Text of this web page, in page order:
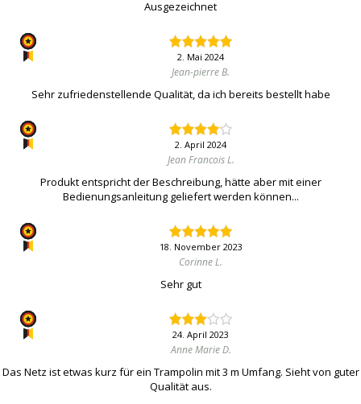
Ausgezeichnet
2. Mai 2024
Jean-pierre B.
Sehr zufriedenstellende Qualität, da ich bereits bestellt habe
2. April 2024
Jean Francois L.
Produkt entspricht der Beschreibung, hätte aber mit einer
Bedienungsanleitung geliefert werden können...
18. November 2023
Corinne L.
Sehr gut
24. April 2023
Anne Marie D.
Das Netz ist etwas kurz für ein Trampolin mit 3 m Umfang. Sieht von guter
Qualität aus.